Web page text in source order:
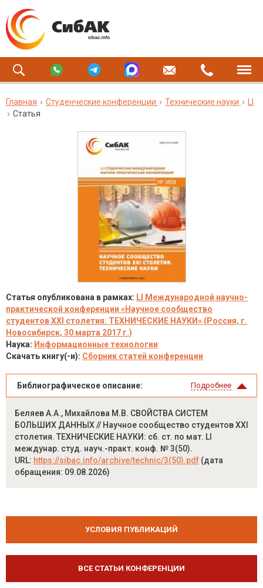
Главная Студенческие конференции Технические науки
Статья
Статья опубликована в рамках: LI Международной научно-
практической конференции «Научное сообщество
студентов XXI столетия. ТЕХНИЧЕСКИЕ НАУКИ» (Россия, г.
Новосибирск, 30 марта 2017 г.)
Наука: Информационные технологии
Скачать книгу(-и): Сборник статей конференции
Библиографическое описание: Подробнее
Беляев А.А., Михайлова М.В. СВОЙСТВА СИСТЕМ
БОЛЬШИХ ДАННЫХ // Научное сообщество студентов XXI
столетия. ТЕХНИЧЕСКИЕ НАУКИ: сб. ст. по мат. LI
междунар. студ. науч.-практ. конф. № 3(50).
URL: https://sibac.info/archive/technic/3(50).pdf (дата
обращения: 09.08.2026)
УСЛОВИЯ ПУБЛИКАЦИЙ
ВСЕ СТАТЬИ КОНФЕРЕНЦИИ